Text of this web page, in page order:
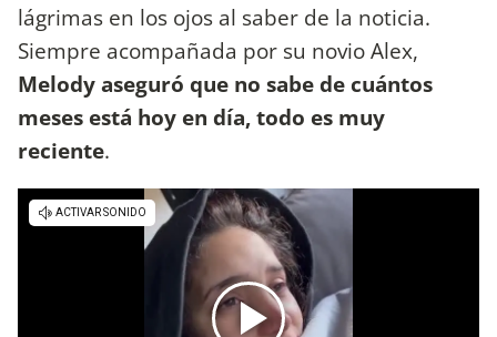
lágrimas en los ojos al saber de la noticia.
Siempre acompañada por su novio Alex,
Melody aseguró que no sabe de cuántos
meses está hoy en día, todo es muy
reciente.